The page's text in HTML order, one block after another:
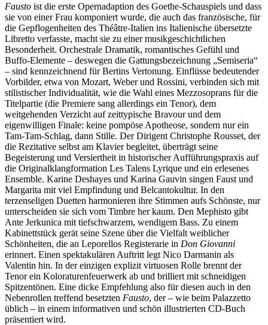
Fausto ist die erste Opernadaption des Goethe-Schauspiels und dass
sie von einer Frau komponiert wurde, die auch das französische, für
die Gepflogenheiten des Théâtre-Italien ins Italienische übersetzte
Libretto verfasste, macht sie zu einer musikgeschichtlichen
Besonderheit. Orchestrale Dramatik, romantisches Gefühl und
Buffo-Elemente – deswegen die Gattungsbezeichnung „Semiseria“
– sind kennzeichnend für Bertins Vertonung. Einflüsse bedeutender
Vorbilder, etwa von Mozart, Weber und Rossini, verbinden sich mit
stilistischer Individualität, wie die Wahl eines Mezzosoprans für die
Titelpartie (die Premiere sang allerdings ein Tenor), dem
weitgehenden Verzicht auf zeittypische Bravour und dem
eigenwilligen Finale: keine pompöse Apotheose, sondern nur ein
Tam-Tam-Schlag, dann Stille. Der Dirigent Christophe Rousset, der
die Rezitative selbst am Klavier begleitet, überträgt seine
Begeisterung und Versiertheit in historischer Aufführungspraxis auf
die Originalklangformation Les Talens Lyrique und ein erlesenes
Ensemble. Karine Deshayes und Karina Gauvin singen Faust und
Margarita mit viel Empfindung und Belcantokultur. In den
terzenseligen Duetten harmonieren ihre Stimmen aufs Schönste, nur
unterscheiden sie sich vom Timbre her kaum. Den Mephisto gibt
Ante Jerkunica mit tiefschwarzem, wendigem Bass. Zu einem
Kabinettstück gerät seine Szene über die Vielfalt weiblicher
Schönheiten, die an Leporellos Registerarie in Don Giovanni
erinnert. Einen spektakulären Auftritt legt Nico Darmanin als
Valentin hin. In der einzigen explizit virtuosen Rolle brennt der
Tenor ein Koloraturenfeuerwerk ab und brilliert mit schneidigen
Spitzentönen. Eine dicke Empfehlung also für diesen auch in den
Nebenrollen treffend besetzten Fausto, der – wie beim Palazzetto
üblich – in einem informativen und schön illustrierten CD-Buch
präsentiert wird.